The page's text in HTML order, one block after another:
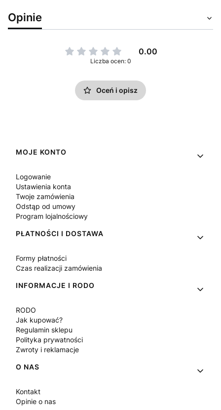
Opinie
0.00
Liczba ocen: 0
Oceń i opisz
Linki w stopce
MOJE KONTO
Logowanie
Ustawienia konta
Twoje zamówienia
Odstąp od umowy
Program lojalnościowy
PŁATNOŚCI I DOSTAWA
Formy płatności
Czas realizacji zamówienia
INFORMACJE I RODO
RODO
Jak kupować?
Regulamin sklepu
Polityka prywatności
Zwroty i reklamacje
O NAS
Kontakt
Opinie o nas